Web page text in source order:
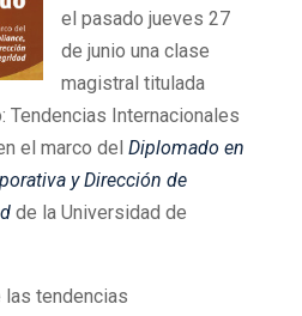
el pasado jueves 27
de junio una clase
magistral titulada
Tendencias Internacionales
el marco del Diplomado en
y Dirección de
de la Universidad de
tendencias